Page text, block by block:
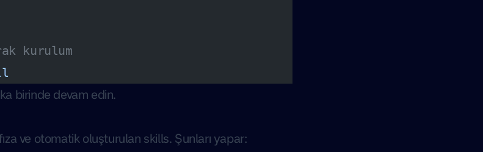
kurulum
birinde devam edin.
ve otomatik oluşturulan skills. Şunları yapar: